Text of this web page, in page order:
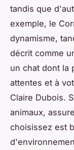
tandis que
exemple, le
dynamisme,
décrit comme
un chat dont la
attentes et à
Claire Dubois.
animaux,
choisissez est